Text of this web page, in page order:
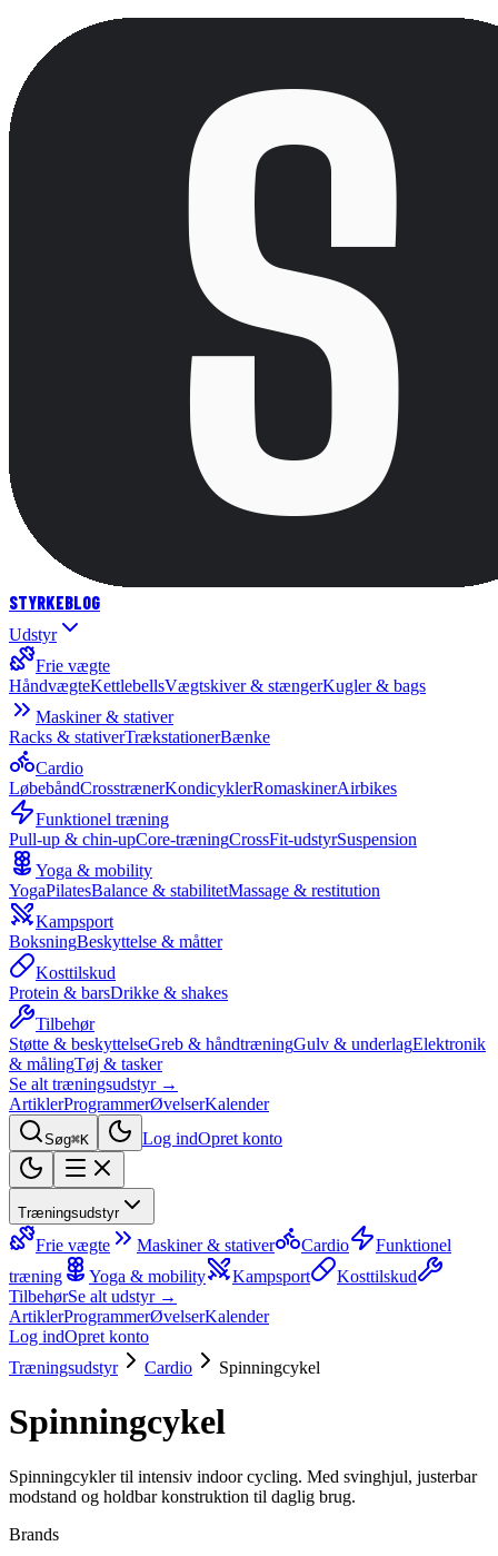
STYRKEBLOG
Udstyr
Frie vægte
HåndvægteKettlebellsVægtskiver & stængerKugler & bags
Maskiner & stativer
Racks & stativerTrækstationerBænke
Cardio
LøbebåndCrosstrænerKondicyklerRomaskinerAirbikes
Funktionel træning
Pull-up & chin-upCore-træningCrossFit-udstyrSuspension
Yoga & mobility
YogaPilatesBalance & stabilitetMassage & restitution
Kampsport
BoksningBeskyttelse & måtter
Kosttilskud
Protein & barsDrikke & shakes
Tilbehør
Støtte & beskyttelseGreb & håndtræningGulv & underlagElektronik
& målingTøj & tasker
Se alt træningsudstyr →
ArtiklerProgrammerØvelserKalender
Søg⌘K Log indOpret konto
Træningsudstyr
Frie vægte Maskiner & stativer Cardio
Funktionel
træning
Yoga & mobility Kampsport
Kosttilskud
TilbehørSe alt udstyr →
ArtiklerProgrammerØvelserKalender
Log indOpret konto
Træningsudstyr
Cardio Spinningcykel
Spinningcykel
Spinningcykler til intensiv indoor cycling. Med svinghjul, justerbar
modstand og holdbar konstruktion til daglig brug.
Brands